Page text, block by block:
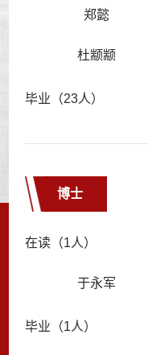
郑懿
杜颛颛
毕业（23人）
博士
在读（1人）
于永军
毕业（1人）